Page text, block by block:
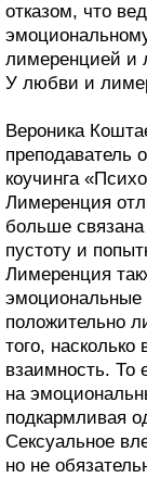
отказом, что
лимеренцией и
У любви и
Вероника
преподаватель
коучинга
Лимеренция
больше
пустоту и
Лимеренция
эмоциональные
положительно
того, насколько
взаимность. То
на
подкармливая
Сексуальное
но не